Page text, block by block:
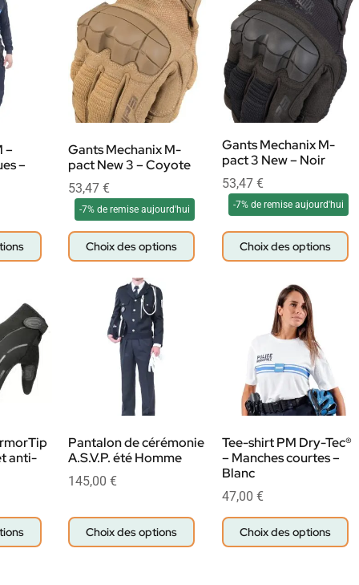
–
–
Gants Mechanix M-
pact New 3 – Coyote
53,47€
-7% de remise aujourd'hui
Choix des options
Gants Mechanix M-
pact 3 New – Noir
53,47 €
-7% de remise aujourd'hui
Choix des options
anti-
Pantalon de cérémonie
A.S.V.P. été Homme
145,00€
Choix des options
Tee-shirt PM Dry-Tec®
– Manches courtes –
Blanc
47,00 €
Choix des options